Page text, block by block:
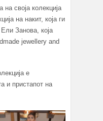
на своја колекција
на накит, која ги
Занова, која
jewellery and
е
и пристапот на